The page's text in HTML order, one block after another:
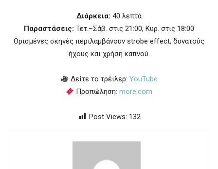
Διάρκεια: 40 λεπτά
Παραστάσεις: Τετ.–Σάβ. στις 21:00, Κυρ. στις 18:00
Ορισμένες σκηνές περιλαμβάνουν strobe effect, δυνατούς
ήχους και χρήση καπνού.
Δείτε το τρέιλερ:YouTube
Προπώληση:more.com
Post Views: 132